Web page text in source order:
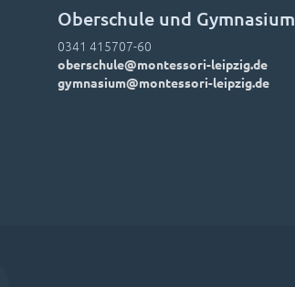
Oberschule und Gymnasium
0341 415707-60
oberschule@montessori-leipzig.de
gymnasium@montessori-leipzig.de